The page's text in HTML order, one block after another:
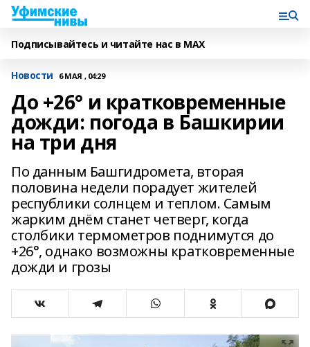
Подписывайтесь и читайте нас в MAX
Новости 6 МАЯ , 04:29
До +26° и кратковременные
дожди: погода в Башкирии
на три дня
По данным Башгидромета, вторая
половина недели порадует жителей
республики солнцем и теплом. Самым
жарким днём станет четверг, когда
столбики термометров поднимутся до
+26°, однако возможны кратковременные
дожди и грозы